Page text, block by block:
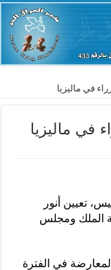
في ماليزيا
في ماليزيا
تعيين أنور
الملك ومجلس
في الفترة